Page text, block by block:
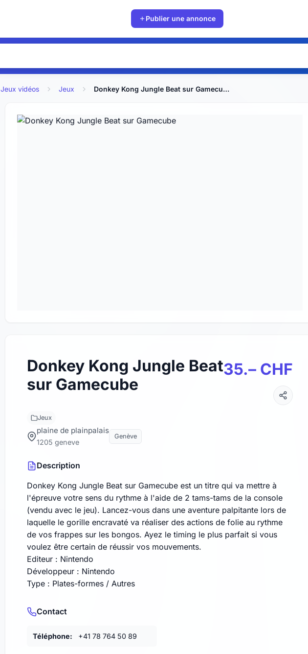
Publier une annonce
Jeux vidéos Jeux Donkey Kong Jungle Beat sur Gamecube
Donkey Kong Jungle Beat
sur Gamecube
35.– CHF
Jeux
plaine de plainpalais
1205 geneve
Genève
Description
Donkey Kong Jungle Beat sur Gamecube est un titre qui va mettre à
l'épreuve votre sens du rythme à l'aide de 2 tams-tams de la console
(vendu avec le jeu). Lancez-vous dans une aventure palpitante lors de
laquelle le gorille encravaté va réaliser des actions de folie au rythme
de vos frappes sur les bongos. Ayez le timing le plus parfait si vous
voulez être certain de réussir vos mouvements.
Editeur : Nintendo
Développeur : Nintendo
Type : Plates-formes / Autres
Contact
Téléphone: +41 78 764 50 89